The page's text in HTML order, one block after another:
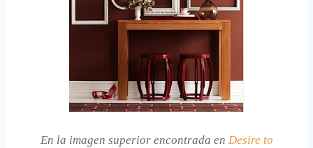
En la imagen superior encontrada en Desire to